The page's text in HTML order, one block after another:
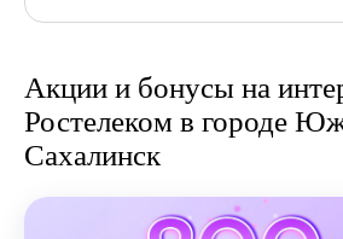
Акции и бонусы на
Ростелеком в городе
Сахалинск